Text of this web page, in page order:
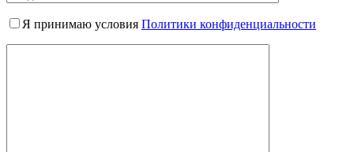
Я принимаю условия Политики конфиденциальности